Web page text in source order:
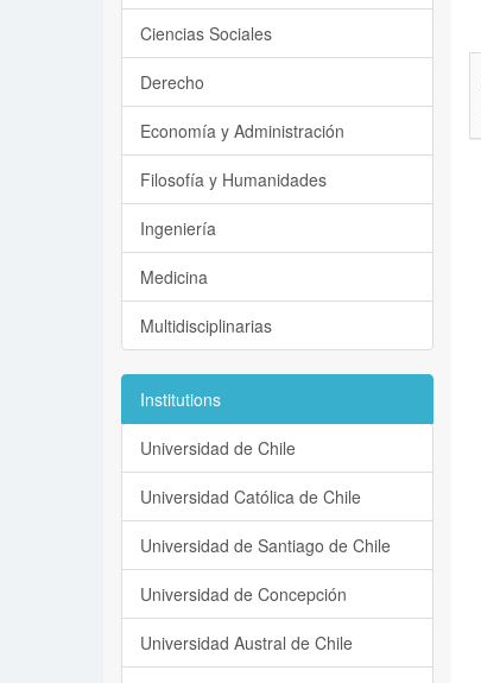
Ciencias Sociales
Derecho
Economía y Administración
Filosofía y Humanidades
Ingeniería
Medicina
Multidisciplinarias
Institutions
Universidad de Chile
Universidad Católica de Chile
Universidad de Santiago de Chile
Universidad de Concepción
Universidad Austral de Chile